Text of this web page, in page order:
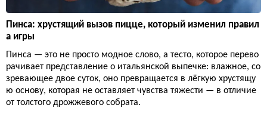
Пинса: хрустящий вызов пицце, который изменил правил
а игры
Пинса — это не просто модное слово, а тесто, которое перево
рачивает представление о итальянской выпечке: влажное, со
зревающее двое суток, оно превращается в лёгкую хрустящу
ю основу, которая не оставляет чувства тяжести — в отличие
от толстого дрожжевого собрата.